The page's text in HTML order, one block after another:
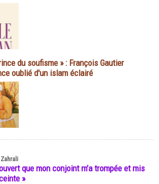
du soufisme » : François Gautier
oublié d'un islam éclairé
que mon conjoint m’a trompée et mis
»